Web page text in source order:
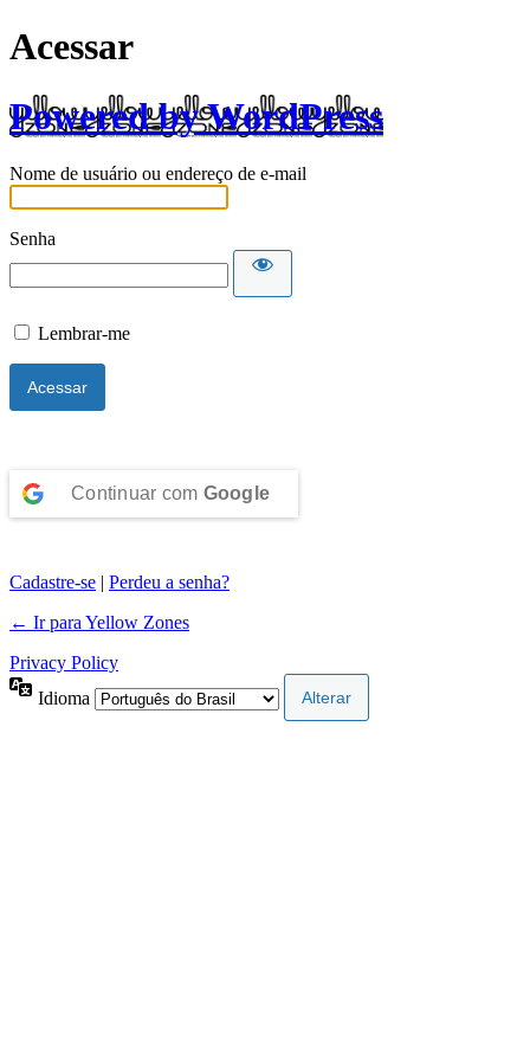
Acessar
Powered by WordPress
Nome de usuário ou endereço de e-mail
Senha
Lembrar-me
Continuar com Google
Cadastre-se | Perdeu a senha?
← Ir para Yellow Zones
Privacy Policy
Idioma